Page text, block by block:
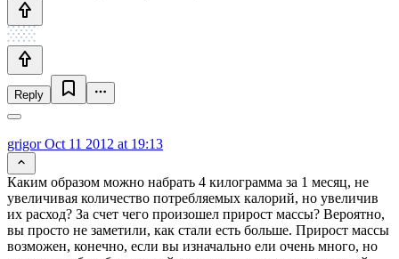
Reply
grigorOct 11 2012 at 19:13
Каким образом можно набрать 4 килограмма за 1 месяц, не
увеличивая количество потребляемых калорий, но увеличив
их расход? За счет чего произошел прирост массы? Вероятно,
вы просто не заметили, как стали есть больше. Прирост массы
возможен, конечно, если вы изначально ели очень много, но